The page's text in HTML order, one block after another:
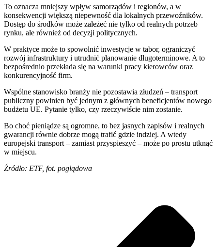
To oznacza mniejszy wpływ samorządów i regionów, a w
konsekwencji większą niepewność dla lokalnych przewoźników.
Dostęp do środków może zależeć nie tylko od realnych potrzeb
rynku, ale również od decyzji politycznych.
W praktyce może to spowolnić inwestycje w tabor, ograniczyć
rozwój infrastruktury i utrudnić planowanie długoterminowe. A to
bezpośrednio przekłada się na warunki pracy kierowców oraz
konkurencyjność firm.
Wspólne stanowisko branży nie pozostawia złudzeń – transport
publiczny powinien być jednym z głównych beneficjentów nowego
budżetu UE. Pytanie tylko, czy rzeczywiście nim zostanie.
Bo choć pieniądze są ogromne, to bez jasnych zapisów i realnych
gwarancji równie dobrze mogą trafić gdzie indziej. A wtedy
europejski transport – zamiast przyspieszyć – może po prostu utknąć
w miejscu.
Źródło: ETF, fot. poglądowa